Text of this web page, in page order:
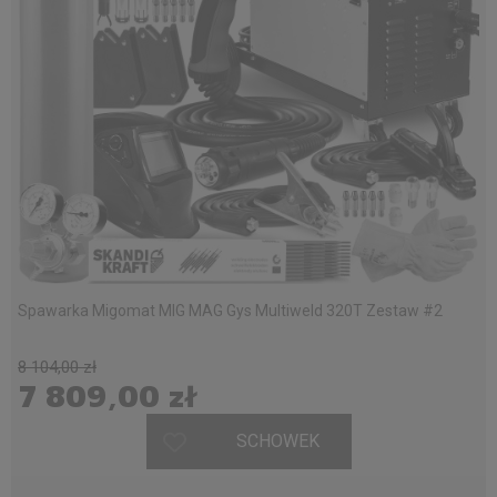
Spawarka Migomat MIG MAG Gys Multiweld 320T Zestaw #2
7 809,00 zł
8 104,00 zł
SCHOWEK